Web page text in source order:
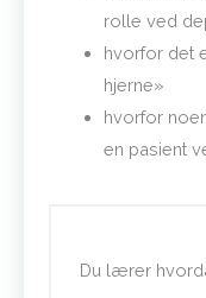
rolle ved
hvorfor det
hjerne»
hvorfor
en pasient
Du lærer